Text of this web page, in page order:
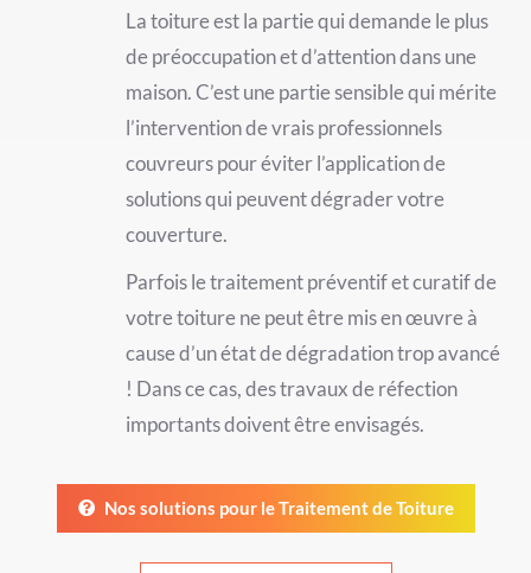
La toiture est la partie qui demande le plus
de préoccupation et d’attention dans une
maison. C’est une partie sensible qui mérite
l’intervention de vrais professionnels
couvreurs pour éviter l’application de
solutions qui peuvent dégrader votre
couverture.
Parfois le traitement préventif et curatif de
votre toiture ne peut être mis en œuvre à
cause d’un état de dégradation trop avancé
! Dans ce cas, des travaux de réfection
importants doivent être envisagés.
Nos solutions pour le Traitement de Toiture